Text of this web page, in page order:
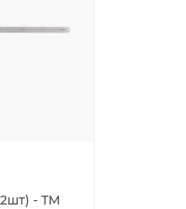
- ТМ